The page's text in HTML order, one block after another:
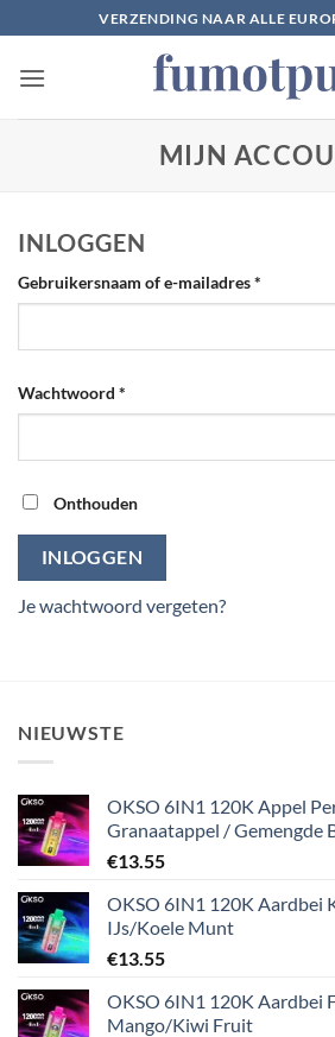
naar
inhoud
VERZENDING NAAR ALLE
MIJN
INLOGGEN
Gebruikersnaam of e-mailadres*
Wachtwoord *
Onthouden
INLOGGEN
Je wachtwoord vergeten?
NIEUWSTE
OKSO 6IN1 120K Appel
Granaatappel / Gemengde
€13.55
OKSO 6IN1 120K Aardbei
IJs/Koele Munt
€13.55
OKSO 6IN1 120K Aardbei
Mango/Kiwi Fruit